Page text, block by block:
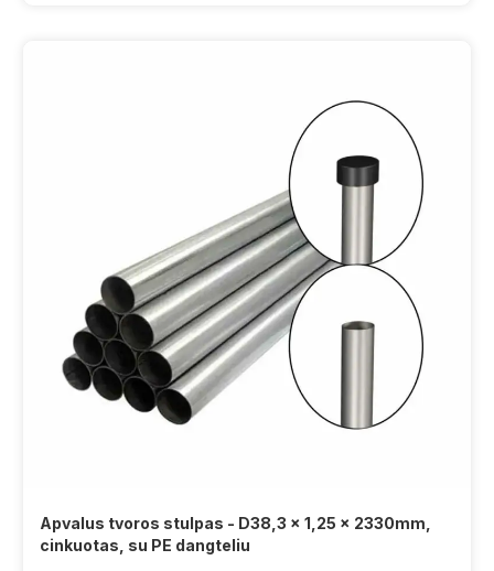
Apvalus tvoros stulpas - D38,3 x 1,25 x 2330mm,
cinkuotas, su PE dangteliu